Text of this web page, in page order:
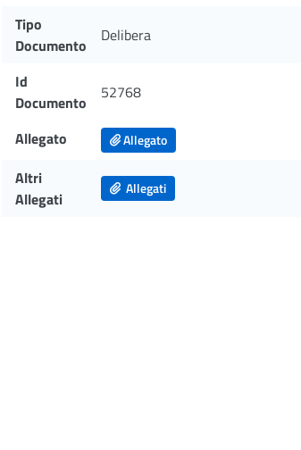
Tipo
Documento
Delibera
Id
Documento
52768
Allegato Allegato
Altri
Allegati
Allegati